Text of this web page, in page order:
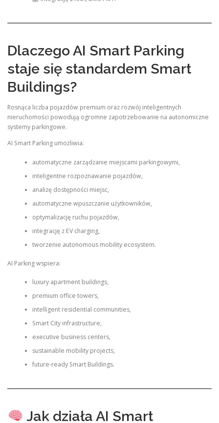
Dlaczego AI Smart Parking
staje się standardem Smart
Buildings?
Rosnąca liczba pojazdów premium oraz rozwój inteligentnych
nieruchomości powodują ogromne zapotrzebowanie na autonomiczne
systemy parkingowe.
AI Smart Parking umożliwia:
automatyczne zarządzanie miejscami parkingowymi,
inteligentne rozpoznawanie pojazdów,
analizę dostępności miejsc,
automatyczne wpuszczanie użytkowników,
optymalizację ruchu pojazdów,
integrację z EV charging,
tworzenie autonomous mobility ecosystem.
AI Parking wspiera:
luxury apartment buildings,
premium office towers,
intelligent residential communities,
Smart City infrastructure,
executive business centers,
sustainable mobility projects,
future-ready Smart Buildings.
Jak działa AI Smart